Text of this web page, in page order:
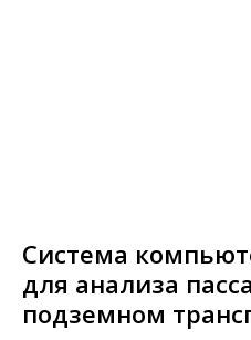
Система
для анализа
подземном